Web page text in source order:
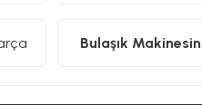
Bulaşık